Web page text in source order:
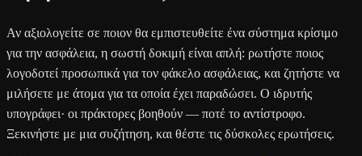
Αν αξιολογείτε σε ποιον θα εμπιστευθείτε ένα σύστημα κρίσιμο
για την ασφάλεια, η σωστή δοκιμή είναι απλή: ρωτήστε ποιος
λογοδοτεί προσωπικά για τον φάκελο ασφάλειας, και ζητήστε να
μιλήσετε με άτομα για τα οποία έχει παραδώσει. Ο ιδρυτής
υπογράφει· οι πράκτορες βοηθούν — ποτέ το αντίστροφο.
Ξεκινήστε με μια συζήτηση, και θέστε τις δύσκολες ερωτήσεις.